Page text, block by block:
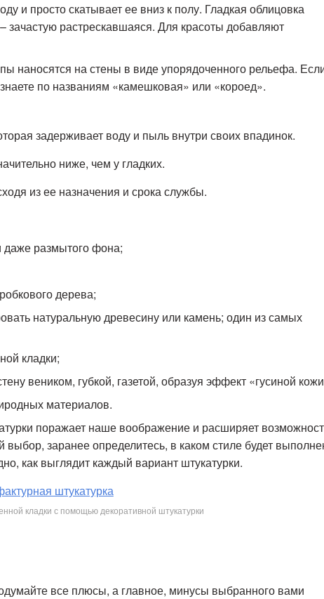
и просто скатывает ее вниз к полу. Гладкая облицовка
зачастую растрескавшаяся. Для красоты добавляют
наносятся на стены в виде упорядоченного рельефа.
по названиям «камешковая» или «короед».
задерживает воду и пыль внутри своих впадинок.
ниже, чем у гладких.
из ее назначения и срока службы.
размытого фона;
дерева;
натуральную древесину или камень; один из самых
кладки;
веником, губкой, газетой, образуя эффект «гусиной
материалов.
поражает наше воображение и расширяет
заранее определитесь, в каком стиле будет
как выглядит каждый вариант штукатурки.
кладки с помощью декоративной штукатурки
все плюсы, а главное, минусы выбранного вами